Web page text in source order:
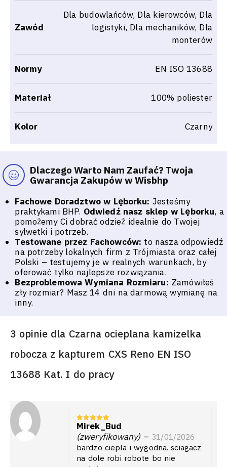
Zawód
Dla budowlańców, Dla kierowców, Dla
logistyki, Dla mechaników, Dla
monterów
Normy EN ISO 13688
Materiał 100% poliester
Kolor Czarny
Dlaczego Warto Nam Zaufać? Twoja
Gwarancja Zakupów w Wisbhp
Fachowe Doradztwo w Lęborku: Jesteśmy
praktykami BHP. Odwiedź nasz sklep w Lęborku, a
pomożemy Ci dobrać odzież idealnie do Twojej
sylwetki i potrzeb.
Testowane przez Fachowców: to nasza odpowiedź
na potrzeby lokalnych firm z Trójmiasta oraz całej
Polski – testujemy je w realnych warunkach, by
oferować tylko najlepsze rozwiązania.
Bezproblemowa Wymiana Rozmiaru: Zamówiłeś
zły rozmiar? Masz 14 dni na darmową wymianę na
inny.
3 opinie dla Czarna ocieplana kamizelka
robocza z kapturem CXS Reno EN ISO
13688 Kat. I do pracy
5z 5
Mirek_Bud
(zweryfikowany) – 31/01/2026
bardzo ciepla i wygodna. sciagacz
na dole robi robote bo nie